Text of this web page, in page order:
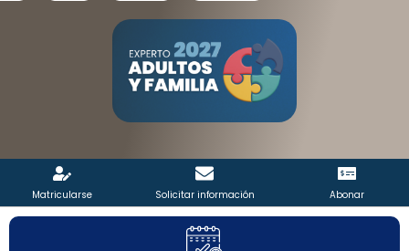
Matricularse Solicitar información Abonar